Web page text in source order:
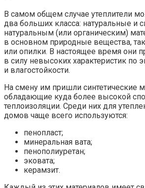
В самом общем случае утеплители
два больших класса: натуральные и
натуральным (или органическим)
в основном природные вещества,
или опилки. В настоящее время они
в силу невысоких характеристик по
и влагостойкости.
На смену им пришли синтетические
обладающие куда более высокой
теплоизоляции. Среди них для
домов чаще всего используются:
пенопласт;
минеральная вата;
пенополиуретан;
эковата;
керамзит.